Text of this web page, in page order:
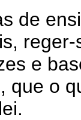
de
e
que o